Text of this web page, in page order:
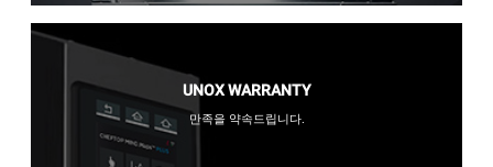
UNOX WARRANTY
만족을 약속드립니다.